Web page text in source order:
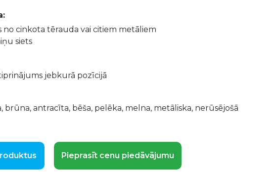
no cinkota tērauda vai citiem metāliem
siets
jebkurā pozīcijā
brūna, antracīta, bēša, pelēka, melna, metāliska, nerūsējošā
Pieprasīt cenu piedāvājumu